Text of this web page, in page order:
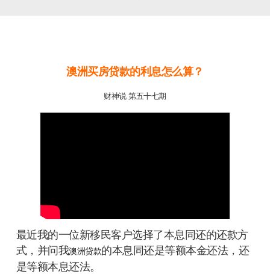
澳洲买房贷款的利息怎么算？
财神说 第五十七期
最近我的一位新移民客户选择了本息同还的还款方
式，并问我澳洲贷款的本息同还是等额本金还法，还
是等额本息还法。